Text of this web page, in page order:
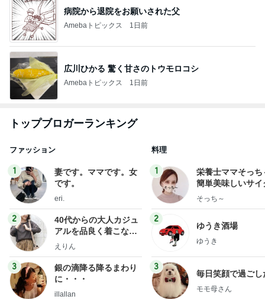
病院から退院をお願いされた父
Amebaトピックス 1日前
広川ひかる 驚く甘さのトウモロコシ
Amebaトピックス 1日前
トップブロガーランキング
ファッション
1
妻です。ママです。女
です。
eri.
2
40代からの大人カジュ
アルを品良く着こなす
ファッションブログ
えりん
3
銀の滴降る降るまわり
に・・・
illallan
料理
1
栄養士ママそっち
簡単美味しいサイ
献立
そっち～
2
ゆうき酒場
ゆうき
3
毎日笑顔で過ごし
モモ母さん